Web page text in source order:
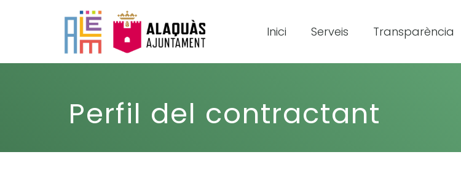
Inici Serveis Transparència
Perfil del contractant